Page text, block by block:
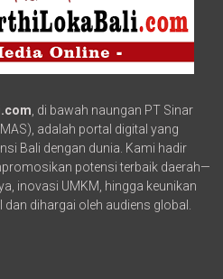
, di bawah naungan PT Sinar
adalah portal digital yang
Bali dengan dunia. Kami hadir
potensi terbaik daerah—
inovasi UMKM, hingga keunikan
dihargai oleh audiens global.